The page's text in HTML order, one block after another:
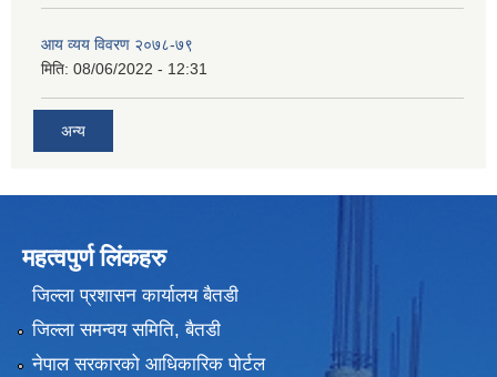
आय व्यय विवरण २०७८-७९
मिति: 08/06/2022 - 12:31
अन्य
महत्वपुर्ण लिंकहरु
जिल्ला प्रशासन कार्यालय बैतडी
जिल्ला समन्वय समिति, बैतडी
नेपाल सरकारको आधिकारिक पोर्टल